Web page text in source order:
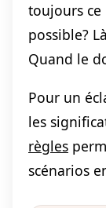
toujours ce
possible?
Quand le
Pour un
les
règles
scénarios